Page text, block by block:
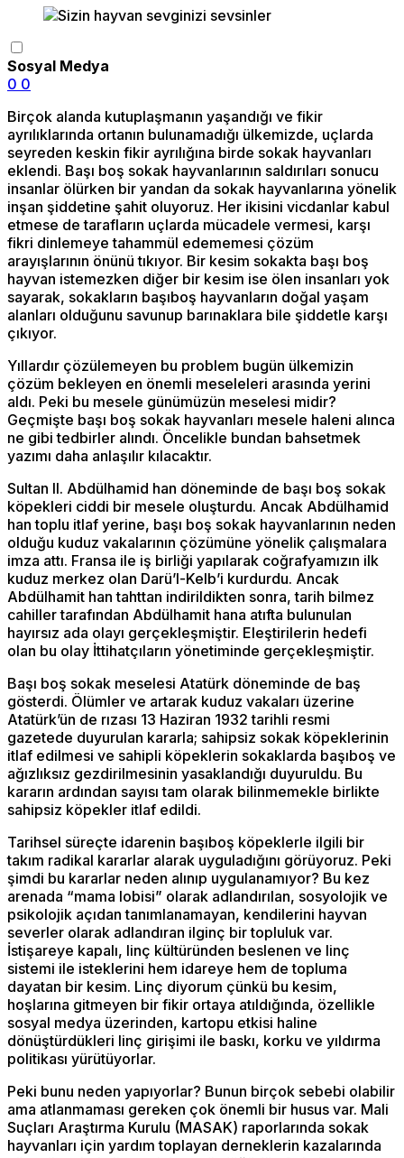
Sosyal Medya
0 0
Birçok alanda kutuplaşmanın yaşandığı ve fikir
ayrılıklarında ortanın bulunamadığı ülkemizde, uçlarda
seyreden keskin fikir ayrılığına birde sokak hayvanları
eklendi. Başı boş sokak hayvanlarının saldırıları sonucu
insanlar ölürken bir yandan da sokak hayvanlarına yönelik
inşan şiddetine şahit oluyoruz. Her ikisini vicdanlar kabul
etmese de tarafların uçlarda mücadele vermesi, karşı
fikri dinlemeye tahammül edememesi çözüm
arayışlarının önünü tıkıyor. Bir kesim sokakta başı boş
hayvan istemezken diğer bir kesim ise ölen insanları yok
sayarak, sokakların başıboş hayvanların doğal yaşam
alanları olduğunu savunup barınaklara bile şiddetle karşı
çıkıyor.
Yıllardır çözülemeyen bu problem bugün ülkemizin
çözüm bekleyen en önemli meseleleri arasında yerini
aldı. Peki bu mesele günümüzün meselesi midir?
Geçmişte başı boş sokak hayvanları mesele haleni alınca
ne gibi tedbirler alındı. Öncelikle bundan bahsetmek
yazımı daha anlaşılır kılacaktır.
Sultan II. Abdülhamid han döneminde de başı boş sokak
köpekleri ciddi bir mesele oluşturdu. Ancak Abdülhamid
han toplu itlaf yerine, başı boş sokak hayvanlarının neden
olduğu kuduz vakalarının çözümüne yönelik çalışmalara
imza attı. Fransa ile iş birliği yapılarak coğrafyamızın ilk
kuduz merkez olan Darü’l-Kelb’i kurdurdu. Ancak
Abdülhamit han tahttan indirildikten sonra, tarih bilmez
cahiller tarafından Abdülhamit hana atıfta bulunulan
hayırsız ada olayı gerçekleşmiştir. Eleştirilerin hedefi
olan bu olay İttihatçıların yönetiminde gerçekleşmiştir.
Başı boş sokak meselesi Atatürk döneminde de baş
gösterdi. Ölümler ve artarak kuduz vakaları üzerine
Atatürk’ün de rızası 13 Haziran 1932 tarihli resmi
gazetede duyurulan kararla; sahipsiz sokak köpeklerinin
itlaf edilmesi ve sahipli köpeklerin sokaklarda başıboş ve
ağızlıksız gezdirilmesinin yasaklandığı duyuruldu. Bu
kararın ardından sayısı tam olarak bilinmemekle birlikte
sahipsiz köpekler itlaf edildi.
Tarihsel süreçte idarenin başıboş köpeklerle ilgili bir
takım radikal kararlar alarak uyguladığını görüyoruz. Peki
şimdi bu kararlar neden alınıp uygulanamıyor? Bu kez
arenada “mama lobisi” olarak adlandırılan, sosyolojik ve
psikolojik açıdan tanımlanamayan, kendilerini hayvan
severler olarak adlandıran ilginç bir topluluk var.
İstişareye kapalı, linç kültüründen beslenen ve linç
sistemi ile isteklerini hem idareye hem de topluma
dayatan bir kesim. Linç diyorum çünkü bu kesim,
hoşlarına gitmeyen bir fikir ortaya atıldığında, özellikle
sosyal medya üzerinden, kartopu etkisi haline
dönüştürdükleri linç girişimi ile baskı, korku ve yıldırma
politikası yürütüyorlar.
Peki bunu neden yapıyorlar? Bunun birçok sebebi olabilir
ama atlanmaması gereken çok önemli bir husus var. Mali
Suçları Araştırma Kurulu (MASAK) raporlarında sokak
hayvanları için yardım toplayan derneklerin kazalarında